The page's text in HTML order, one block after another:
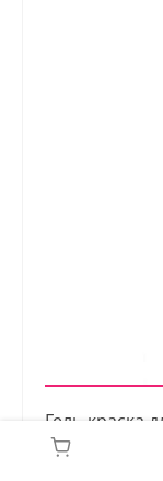
Гель-краска
Иссиня-